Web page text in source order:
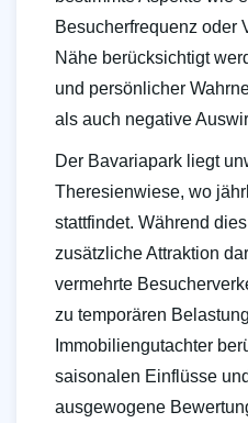
Besucherfrequenz oder
Nähe berücksichtigt
und persönlicher
als auch negative
Der Bavariapark liegt
Theresienwiese, wo
stattfindet. Während
zusätzliche Attraktion
vermehrte
zu temporären
Immobiliengutachter
saisonalen Einflüsse
ausgewogene